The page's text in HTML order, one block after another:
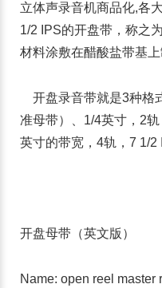
立体声录音机商品化,各
1/2 IPS的开盘带，称之
材料涂敷在醋酸盐带基上
开盘录音带就是3种格
准母带）、1/4英寸，2
英寸的带宽，4轨，7 1/2
开盘母带（英文版）
Name: open reel master